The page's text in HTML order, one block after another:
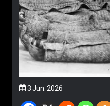
3 Jun. 2026